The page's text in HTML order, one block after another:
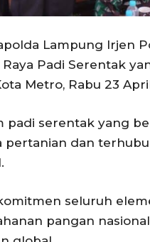
Lampung Irjen
Padi Serentak
Metro, Rabu 23
padi serentak yang
pertanian dan
seluruh
pangan